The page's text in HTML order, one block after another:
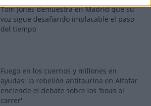
Tom Jones demuestra en Madrid que su
voz sigue desafiando implacable el paso
del tiempo
Fuego en los cuernos y millones en
ayudas: la rebelión antitaurina en Alfafar
enciende el debate sobre los 'bous al
carrer'